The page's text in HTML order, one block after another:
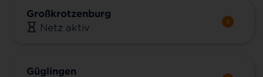
Großkrotzenburg
Netz aktiv
Güglingen